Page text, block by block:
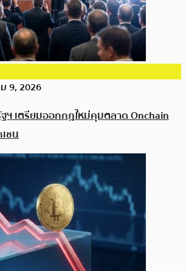
9, 2026
ฯ เตรียมออกกฎใหม่คุมตลาด Onchain
ชน